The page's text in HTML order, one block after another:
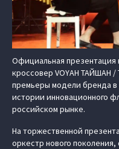
Официальная презентация
кроссовер VOYAH ТАЙШАН /
премьеры модели бренда в
истории инновационного
российском рынке.
На торжественной
оркестр нового